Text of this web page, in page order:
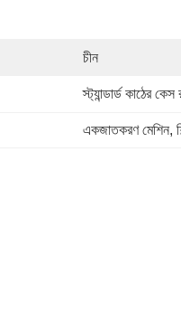
চীন
স্ট্যান্ডার্ড কাঠের
একজাতকরণ মেশিন,